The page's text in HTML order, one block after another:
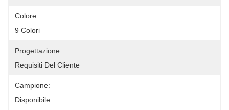
Colore:
9 Colori
Progettazione:
Requisiti Del Cliente
Campione:
Disponibile